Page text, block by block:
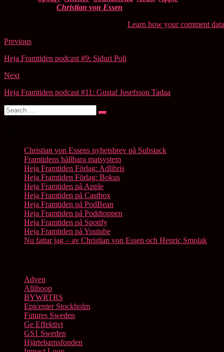
Christian von Essen
Learn how your comment
Post
navigation
Previous
Heja Framtiden podcast #9: Siduri Poli
Next
Heja Framtiden podcast #11: Gustaf Josefsson Tadaa
Search
for:
Search
Christian von Essens nyhetsbrev på Substack
Framtidens hållbara matsystem
Heja Framtiden Förlag: Adlibris
Heja Framtiden Förlag: Bokus
Heja Framtiden på Apple
Heja Framtiden på Castbox
Heja Framtiden på PodBean
Heja Framtiden på Poddtoppen
Heja Framtiden på Spotify
Heja Framtiden på Youtube
Nu fattar jag – av Christian von Essen och Henric Smolak
Adven
Allihoop
BYWRTRS
Epicenter Stockholm
Futures Sweden
Ge Effektivt
GS1 Sweden
Hjärtebarnsfonden